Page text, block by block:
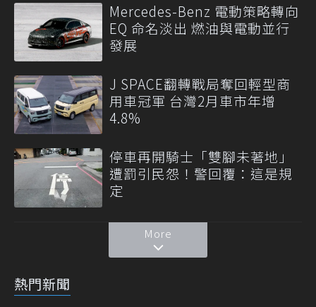
Mercedes-Benz 電動策略轉向
EQ 命名淡出 燃油與電動並行
發展
J SPACE翻轉戰局奪回輕型商
用車冠軍 台灣2月車市年增
4.8%
停車再開騎士「雙腳未著地」
遭罰引民怨！警回覆：這是規
定
More
熱門新聞